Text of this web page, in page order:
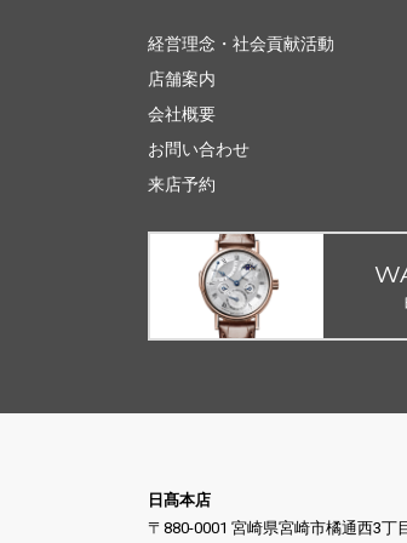
経営理念・社会貢献活動
店舗案内
会社概要
お問い合わせ
来店予約
日髙本店
〒880-0001 宮崎県宮崎市橘通西3丁